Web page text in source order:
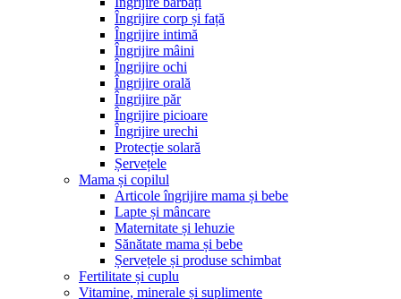
Îngrijire corp și față
Îngrijire intimă
Îngrijire mâini
Îngrijire ochi
Îngrijire orală
Îngrijire păr
Îngrijire picioare
Îngrijire urechi
Protecție solară
Șervețele
Mama și copilul
Articole îngrijire mama și bebe
Lapte și mâncare
Maternitate și lehuzie
Sănătate mama și bebe
Șervețele și produse schimbat
Fertilitate și cuplu
Vitamine, minerale și suplimente